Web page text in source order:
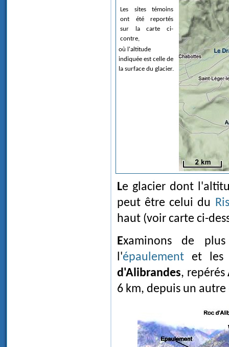
Les sites témoins
ont été reportés
sur la carte ci-
contre,
où l'altitude
indiquée est celle de
la surface du glacier.
Le glacier dont l'altitude de surface est définie par les chiffres bleus ne
peut être celui du
haut (voir carte ci-
Examinons de plus près un des sites les plus caractéristiques,
l'épaulement et
d'Alibrandes, repérés
6 km, depuis un autre